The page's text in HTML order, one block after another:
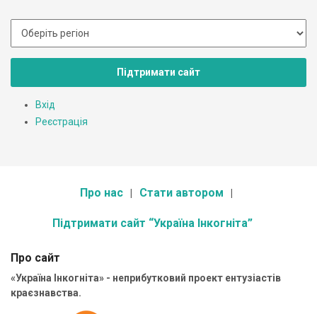
Підтримати сайт
Вхід
Реєстрація
Про нас Стати автором
Підтримати сайт “Україна Інкогніта”
Про сайт
«Україна Інкогніта» - неприбутковий проект ентузіастів
краєзнавства.